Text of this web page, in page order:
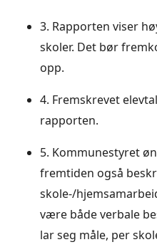
3. Rapporten viser
skoler. Det bør
opp.
4. Fremskrevet
rapporten.
5. Kommunestyret
fremtiden også
skole-/
være både verbale
lar seg måle, per